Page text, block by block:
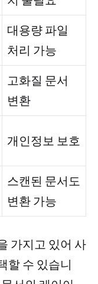
대용량 파일
처리 가능
고화질 문서
변환
개인정보 보호
스캔된 문서도
변환 가능
가지고 있어 사
할 수 있습니